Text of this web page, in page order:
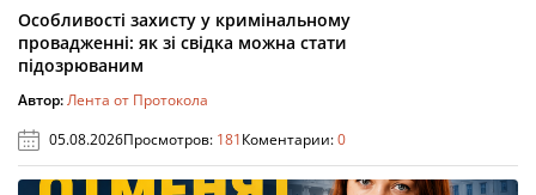
Особливості захисту у кримінальному
провадженні: як зі свідка можна стати
підозрюваним
Автор:Лента от Протокола
05.08.2026Просмотров: 181Коментарии:0